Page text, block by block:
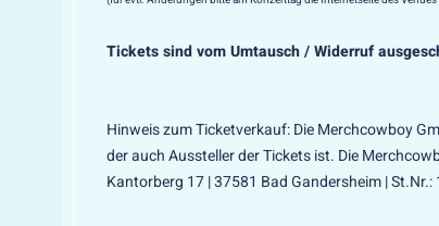
Tickets sind vom Umtausch / Widerruf
Hinweis zum Ticketverkauf: Die Merchcowboy
der auch Aussteller der Tickets ist. Die
Kantorberg 17 | 37581 Bad Gandersheim |